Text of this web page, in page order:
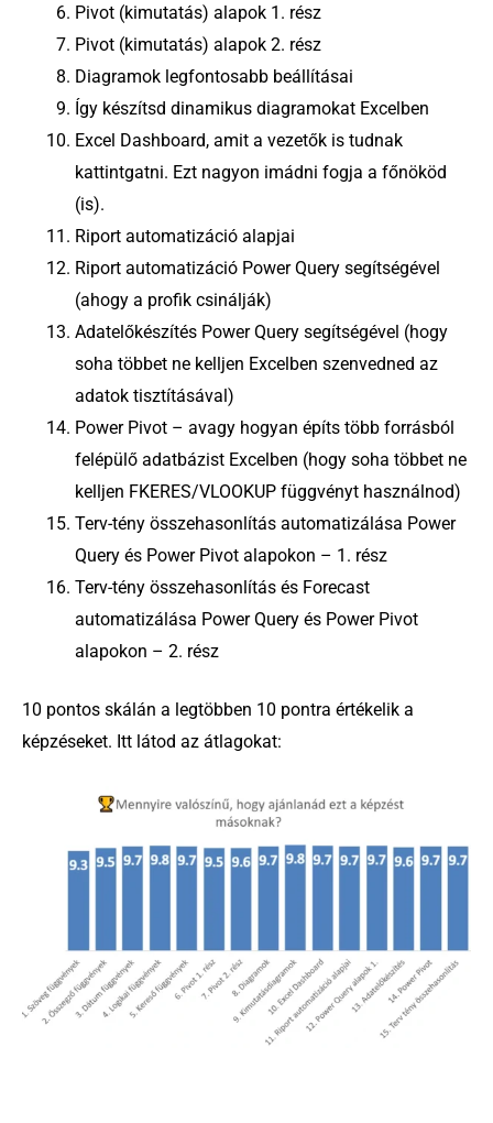
Pivot (kimutatás) alapok 1. rész
Pivot (kimutatás) alapok 2. rész
Diagramok legfontosabb beállításai
Így készítsd dinamikus diagramokat Excelben
Excel Dashboard, amit a vezetők is tudnak
kattintgatni. Ezt nagyon imádni fogja a főnököd
(is).
Riport automatizáció alapjai
Riport automatizáció Power Query segítségével
(ahogy a profik csinálják)
Adatelőkészítés Power Query segítségével (hogy
soha többet ne kelljen Excelben szenvedned az
adatok tisztításával)
Power Pivot – avagy hogyan építs több forrásból
felépülő adatbázist Excelben (hogy soha többet ne
kelljen FKERES/VLOOKUP függvényt használnod)
Terv-tény összehasonlítás automatizálása Power
Query és Power Pivot alapokon – 1. rész
Terv-tény összehasonlítás és Forecast
automatizálása Power Query és Power Pivot
alapokon – 2. rész
10 pontos skálán a legtöbben 10 pontra értékelik a
képzéseket. Itt látod az átlagokat: